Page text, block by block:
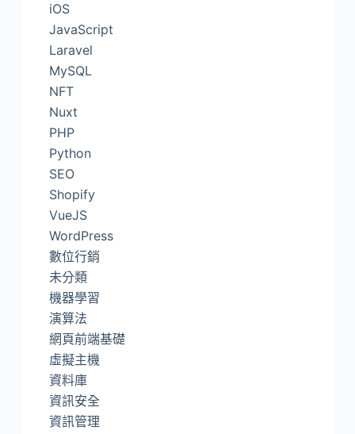
iOS
JavaScript
Laravel
MySQL
NFT
Nuxt
PHP
Python
SEO
Shopify
VueJS
WordPress
數位行銷
未分類
機器學習
演算法
網頁前端基礎
虛擬主機
資料庫
資訊安全
資訊管理